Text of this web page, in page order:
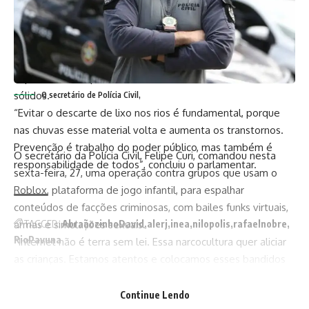
Sustentabilidade Bernardo Rossi pela parceria e pelo
compromisso com a nossa cidade”, destacou o deputado.
Durante a vistoria, Nobre também reforçou a importância da
participação da população na preservação dos rios,
especialmente quanto ao descarte correto de resíduos
sólidos.
“Evitar o descarte de lixo nos rios é fundamental, porque
nas chuvas esse material volta e aumenta os transtornos.
Prevenção é trabalho do poder público, mas também é
responsabilidade de todos”, concluiu o parlamentar.
TAGGED:AbraãozinhoDavid alerj inea nilopolis rafaelnobre
RioPavuna
Facebook
O secretário de Polícia Civil,
O secretário da Polícia Civil, Felipe Curi, comandou nesta
sexta-feira, 27, uma operação contra grupos que usam o
Roblox, plataforma de jogo infantil, para espalhar
conteúdos de facções criminosas, com bailes funks virtuais,
armas e simulações sexuais.
“Internet não é terra sem lei. Essa narcocultura quer aliciar
as crianças. Estamos atentos e colocamos esses bandidos
Continue Lendo